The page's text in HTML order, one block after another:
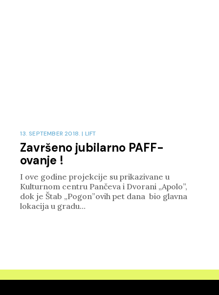
Završeno jubilarno PAFF-
ovanje !
13. SEPTEMBER 2018. | LIFT
I ove godine projekcije su prikazivane u
Kulturnom centru Pančeva i Dvorani „Apolo”,
dok je Štab „Pogon”ovih pet dana bio glavna
lokacija u gradu…